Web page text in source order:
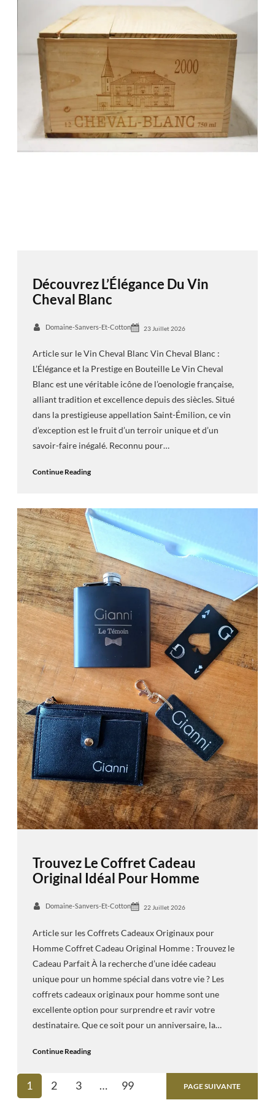
Découvrez L’Élégance Du Vin
Cheval Blanc
Domaine-Sanvers-Et-Cotton 23 Juillet 2026
Article sur le Vin Cheval Blanc Vin Cheval Blanc :
L’Élégance et la Prestige en Bouteille Le Vin Cheval
Blanc est une véritable icône de l’oenologie française,
alliant tradition et excellence depuis des siècles. Situé
dans la prestigieuse appellation Saint-Émilion, ce vin
d’exception est le fruit d’un terroir unique et d’un
savoir-faire inégalé. Reconnu pour…
Continue Reading
Trouvez Le Coffret Cadeau
Original Idéal Pour Homme
Domaine-Sanvers-Et-Cotton 22 Juillet 2026
Article sur les Coffrets Cadeaux Originaux pour
Homme Coffret Cadeau Original Homme : Trouvez le
Cadeau Parfait À la recherche d’une idée cadeau
unique pour un homme spécial dans votre vie ? Les
coffrets cadeaux originaux pour homme sont une
excellente option pour surprendre et ravir votre
destinataire. Que ce soit pour un anniversaire, la…
Continue Reading
1 2 3 … 99 PAGE SUIVANTE